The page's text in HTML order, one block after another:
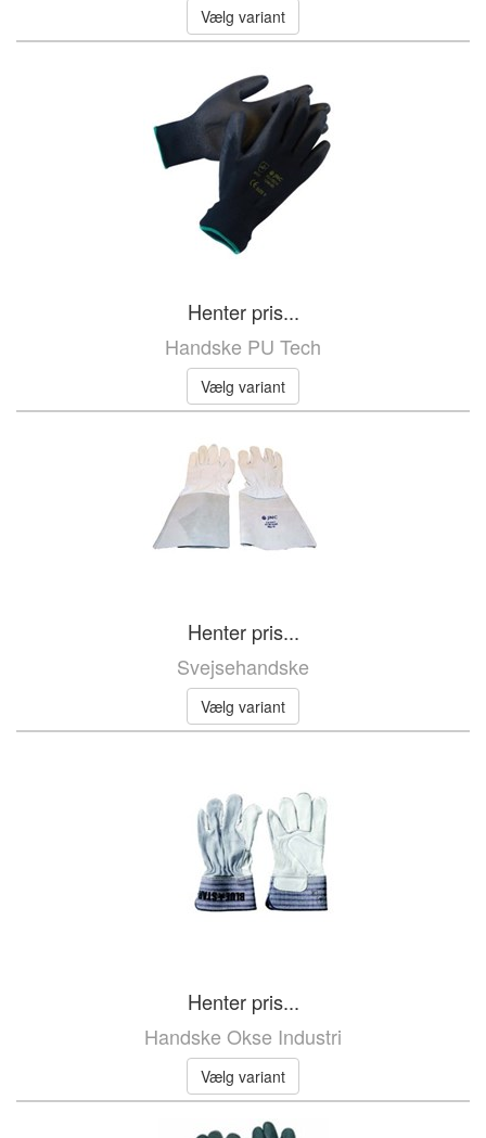
Vælg variant
Henter pris...
Handske PU Tech
Vælg variant
Henter pris...
Svejsehandske
Vælg variant
Henter pris...
Handske Okse Industri
Vælg variant